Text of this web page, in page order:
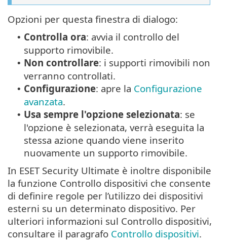
Opzioni per questa finestra di dialogo:
• Controlla ora: avvia il controllo del
supporto rimovibile.
• Non controllare: i supporti rimovibili non
verranno controllati.
• Configurazione: apre la Configurazione
avanzata.
• Usa sempre l'opzione selezionata: se
l'opzione è selezionata, verrà eseguita la
stessa azione quando viene inserito
nuovamente un supporto rimovibile.
In ESET Security Ultimate è inoltre disponibile
la funzione Controllo dispositivi che consente
di definire regole per l’utilizzo dei dispositivi
esterni su un determinato dispositivo. Per
ulteriori informazioni sul Controllo dispositivi,
consultare il paragrafo Controllo dispositivi.